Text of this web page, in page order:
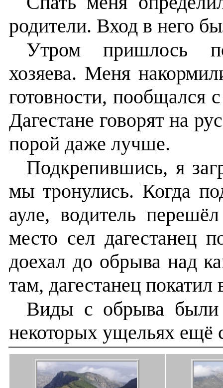
родители. Вход в него
Утром пришлось
хозяева. Меня
готовности, пообщался
Дагестане говорят на
порой даже лучше.
Подкрепившись, я
мы тронулись. Когда
ауле, водитель
место сел дагестанец
доехал до обрыва над
там, дагестанец
Виды с обрыва
некоторых ущельях ещё